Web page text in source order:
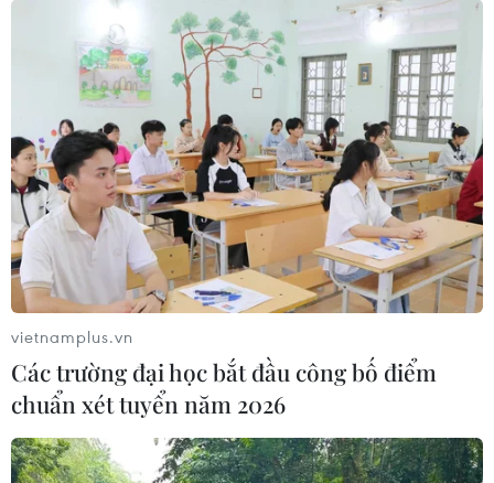
Đẩy nhanh tiến độ xét nghiệm để các địa
phương nhanh chóng truy vết
28/06/2021 14:10
Về thực hiện khoanh vùng, giãn cách xã hội, Phó Thủ
tướng Vũ Đức Đam nhấn mạnh, một trong những yêu
cầu lớn nhất của giãn cách xã hội là nhằm ngăn tiếp
vietnamplus.vn
Các trường đại học bắt đầu công bố điểm
chuẩn xét tuyển năm 2026